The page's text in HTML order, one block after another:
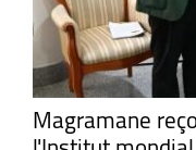
Magramane